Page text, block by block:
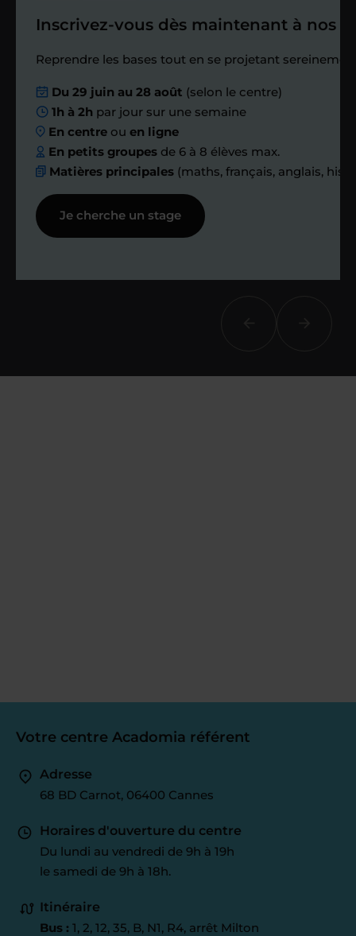
Étape 4
Nous planifions
ensemble des
échanges réguliers
Afin de suivre le travail et les progrès
réalisés, votre enseignant et moi-
même vous proposons des points et
Inscrivez-vous dès maintenant à nos
Reprendre les bases tout en se projetant
Du 29 juin au 28 août (selon le centre)
1h à 2h par jour sur une semaine
En centre ouen ligne
En petits groupes de 6 à 8 élèves max.
Matières principales (maths, français, anglais,
Je cherche un stage
Votre centre Acadomia référent
Adresse
68 BD Carnot, 06400 Cannes
Horaires d'ouverture du centre
Du lundi au vendredi de 9h à 19h
le samedi de 9h à 18h.
Itinéraire
Bus : 1, 2, 12, 35, B, N1, R4, arrêt Milton